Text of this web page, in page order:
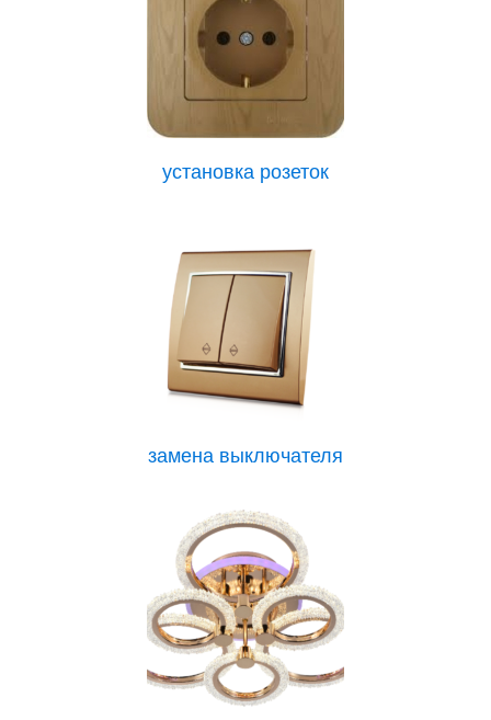
установка розеток
замена выключателя